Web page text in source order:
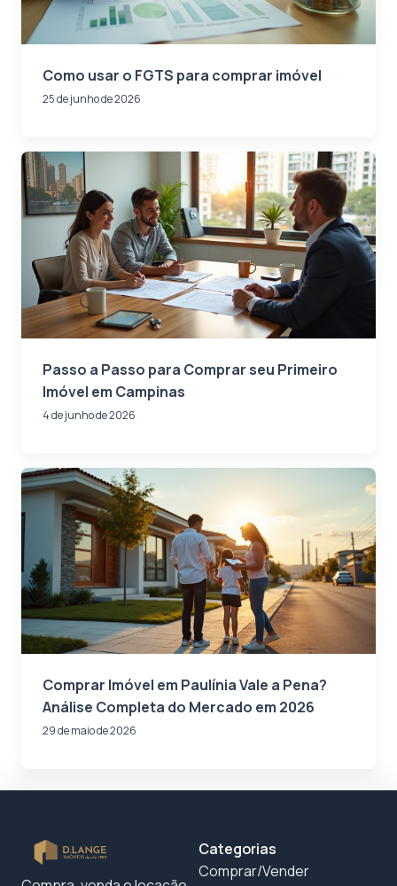
Como usar o FGTS para comprar imóvel
25 de junho de 2026
Passo a Passo para Comprar seu Primeiro
Imóvel em Campinas
4 de junho de 2026
Comprar Imóvel em Paulínia Vale a Pena?
Análise Completa do Mercado em 2026
29 de maio de 2026
Categorias
Comprar/Vender